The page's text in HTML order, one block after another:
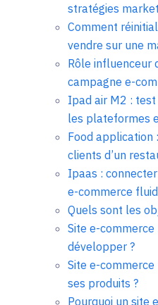
stratégies
Comment
vendre sur une
Rôle influenceur
campagne e-
Ipad air M2 :
les plateformes
Food application
clients d’un
Ipaas :
e-commerce
Quels sont les
Site e-
développer ?
Site e-
ses produits ?
Pourquoi un site